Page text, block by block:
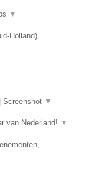
▼
Holland)
Screenshot ▼
van Nederland! ▼